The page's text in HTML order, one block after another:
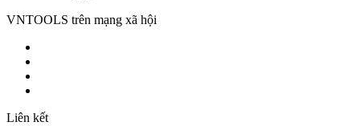
VNTOOLS trên mạng xã hội
Liên kết